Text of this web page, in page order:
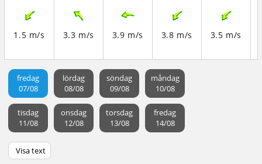
fredag
07/08
1.5 m/s 3.3 m/s 3.9 m/s 3.8 m/s 3.5 m/s
lördag
08/08
söndag
09/08
måndag
10/08
tisdag
11/08
onsdag
12/08
torsdag
13/08
fredag
14/08
Visa text